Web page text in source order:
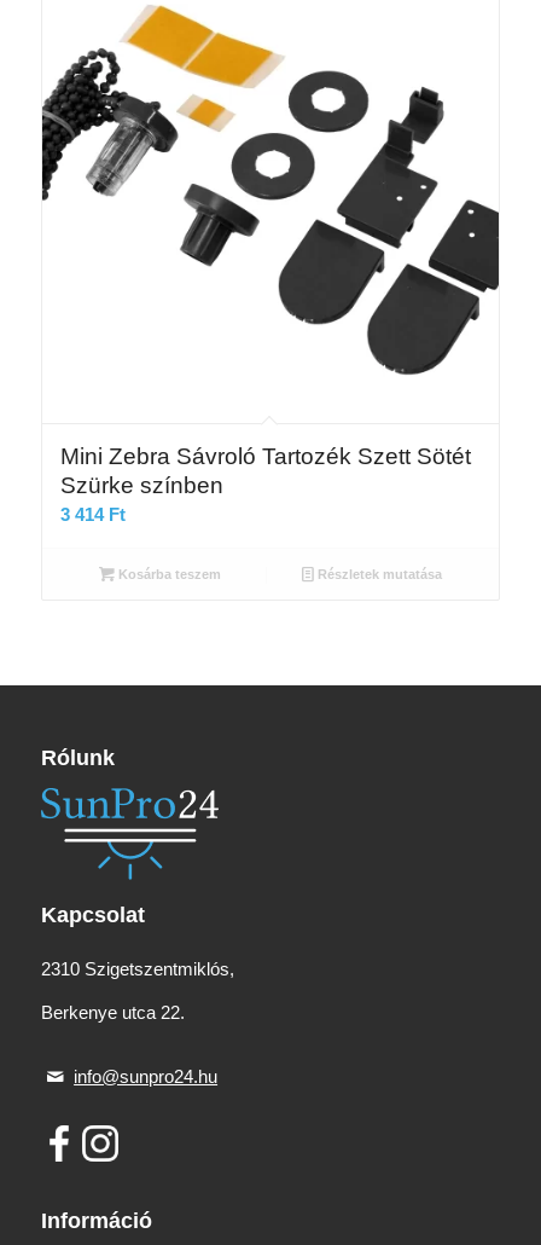
Mini Zebra Sávroló Tartozék Szett Sötét
Szürke színben
3 414 Ft
Kosárba teszem Részletek mutatása
Rólunk
Kapcsolat
2310 Szigetszentmiklós,
Berkenye utca 22.
info@sunpro24.hu
Információ